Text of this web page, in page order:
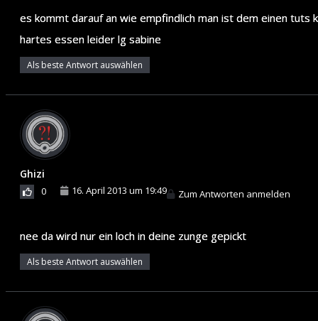
es kommt darauf an wie empfindlich man ist dem einen tuts
hartes essen leider lg sabine
Als beste Antwort auswählen
Ghizi
0 16. April 2013 um 19:49 Zum Antworten anmelden
nee da wird nur ein loch in deine zunge gepickt
Als beste Antwort auswählen